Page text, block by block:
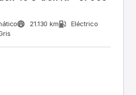
21.130 km
Eléctrico